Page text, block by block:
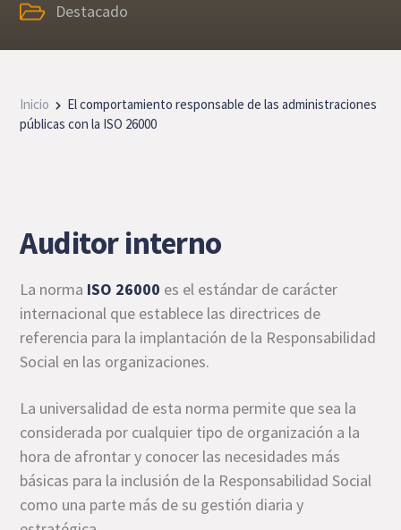
Destacado
Inicio
El comportamiento responsable de las administraciones
públicas con la ISO 26000
Auditor interno
La norma ISO 26000 es el estándar de carácter
internacional que establece las directrices de
referencia para la implantación de la Responsabilidad
Social en las organizaciones.
La universalidad de esta norma permite que sea la
considerada por cualquier tipo de organización a la
hora de afrontar y conocer las necesidades más
básicas para la inclusión de la Responsabilidad Social
como una parte más de su gestión diaria y